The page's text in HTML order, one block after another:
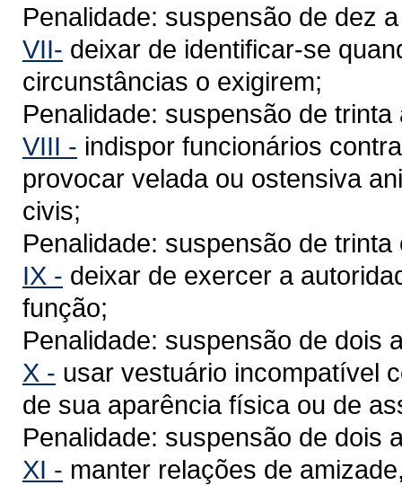
Penalidade: suspensão de dez
VII- deixar de identificar-se
circunstâncias o exigirem;
Penalidade: suspensão de
VIII - indispor funcionários
provocar velada ou ostensiva
civis;
Penalidade: suspensão de
IX - deixar de exercer a
função;
Penalidade: suspensão de dois
X - usar vestuário incompatível
de sua aparência física ou de
Penalidade: suspensão de dois
XI - manter relações de